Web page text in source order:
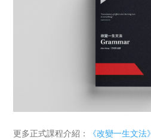
更多正式課程介紹： 《改變一生文法》